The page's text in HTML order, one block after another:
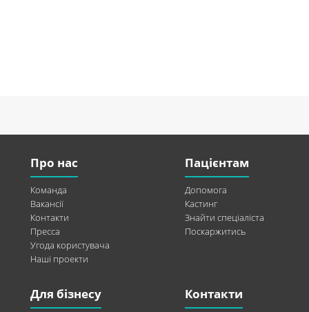
Про нас
Команда
Вакансії
Контакти
Пресса
Угода користувача
Наші проекти
Пацієнтам
Допомога
Кастинг
Знайти спеціаліста
Поскаржитись
Для бізнесу Контакти